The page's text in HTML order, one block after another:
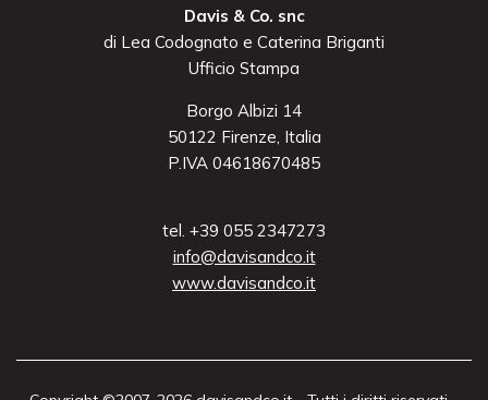
Davis & Co. snc
di Lea Codognato e Caterina Briganti
Ufficio Stampa
Borgo Albizi 14
50122 Firenze, Italia
P.IVA 04618670485
tel. +39 055 2347273
info@davisandco.it
www.davisandco.it